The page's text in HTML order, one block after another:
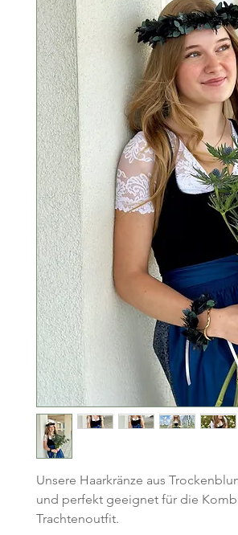
Unsere Haarkränze aus
und perfekt geeignet für die
Trachtenoutfit.